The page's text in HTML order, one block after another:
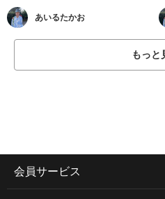
あいるたかお
もっと
会員サービス